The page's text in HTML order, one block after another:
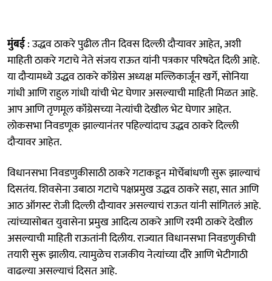
मुंबई: उद्धव ठाकरे पुढील तीन दिवस दिल्ली दौऱ्यावर आहेत, अशी
माहिती ठाकरे गटाचे नेते संजय राऊत यांनी पत्रकार परिषदेत दिली आहे.
या दौऱ्यामध्ये उद्धव ठाकरे कॉंग्रेस अध्यक्ष मल्लिकार्जून खर्गे, सोनिया
गांधी आणि राहुल गांधी यांची भेट घेणार असल्याची माहिती मिळत आहे.
आप आणि तृणमूल कॉंग्रेसच्या नेत्यांची देखील भेट घेणार आहेत.
लोकसभा निवडणूक झाल्यानंतर पहिल्यांदाच उद्धव ठाकरे दिल्ली
दौऱ्यावर आहेत.
विधानसभा निवडणुकीसाठी ठाकरे गटाकडून मोर्चेबांधणी सुरू झाल्याचं
दिसतंय. शिवसेना उबाठा गटाचे पक्षप्रमुख उद्धव ठाकरे सहा, सात आणि
आठ ऑगस्ट रोजी दिल्ली दौऱ्यावर असल्याचं राऊत यांनी सांगितलं आहे.
त्यांच्यासोबत युवासेना प्रमुख आदित्य ठाकरे आणि रश्मी ठाकरे देखील
असल्याची माहिती राऊतांनी दिलीय. राज्यात विधानसभा निवडणुकीची
तयारी सुरू झालीय. त्यामुळेच राजकीय नेत्यांच्या दौरे आणि भेटीगाठी
वाढल्या असल्याचं दिसत आहे.